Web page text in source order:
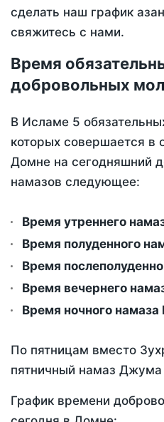
сделать наш график
свяжитесь с нами.
Время
добровольных
В Исламе 5
которых совершается в
Домне на сегодняшний
намазов следующее:
Время утреннего
Время полуденного
Время
Время вечернего
Время ночного
По пятницам вместо
пятничный намаз
График времени